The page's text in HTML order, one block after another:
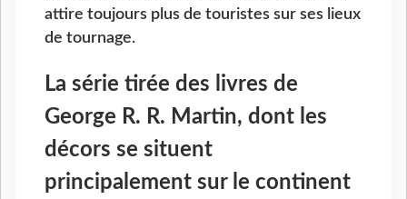
attire toujours plus de touristes sur ses lieux
de tournage.
La série tirée des livres de
George R. R. Martin, dont les
décors se situent
principalement sur le continent